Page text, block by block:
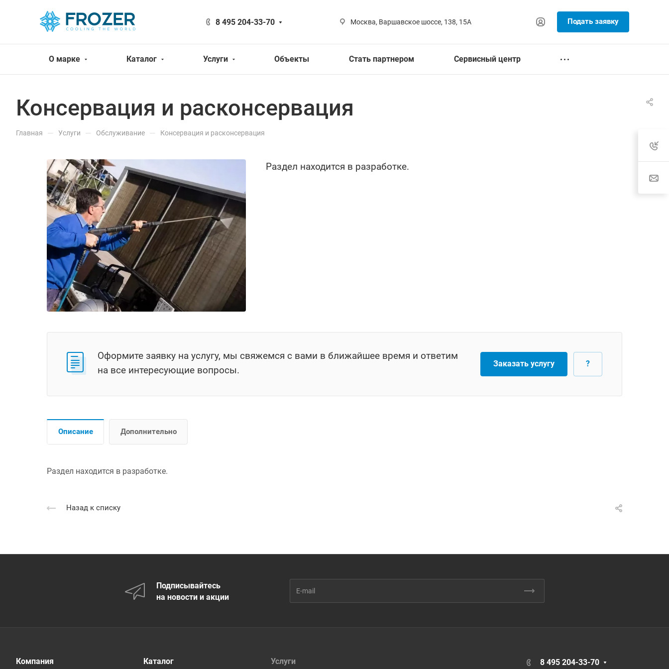
8 495 204-33-70 Москва, Варшавское шоссе, 138, 15А Подать заявку
О марке Каталог Услуги Объекты Стать партнером Сервисный центр
Консервация и расконсервация
Главная — Услуги — Обслуживание — Консервация и расконсервация
Раздел находится в разработке.
Оформите заявку на услугу, мы свяжемся с вами в ближайшее время и ответим
на все интересующие вопросы.
Заказать услугу ?
Описание Дополнительно
Раздел находится в разработке.
Назад к списку
Подписывайтесь
на новости и акции
Компания Каталог Услуги 8 495 204-33-70